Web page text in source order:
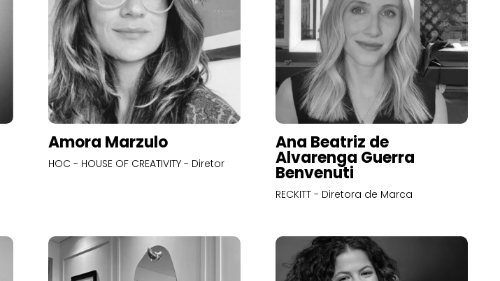
Amora Marzulo
HOC - HOUSE OF CREATIVITY - Diretor
Ana Beatriz de
Alvarenga Guerra
Benvenuti
RECKITT - Diretora de Marca